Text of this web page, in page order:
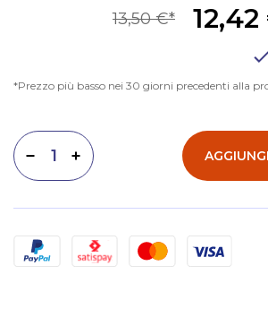
13,50 €
Prezzo più basso nei 30 giorni precedenti alla
Aumenta quantità
Diminuisci quantità
Metodi di pagamento